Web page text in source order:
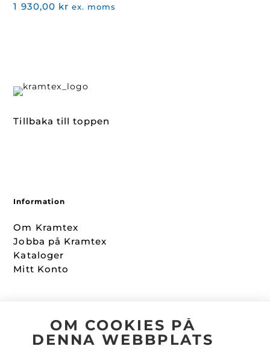
OM COOKIES PÅ
DENNA WEBBPLATS
1 930,00 kr ex. moms
Tillbaka till toppen
Information
Om Kramtex
Jobba på Kramtex
Kataloger
Mitt Konto
Facebook